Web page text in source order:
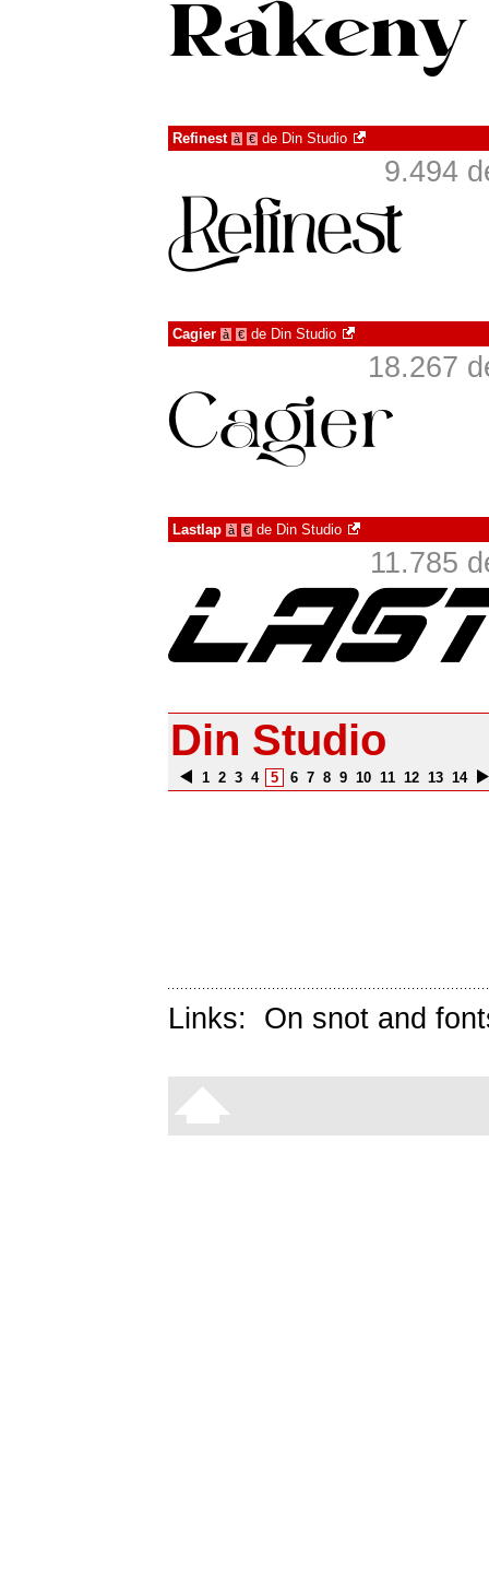
Refinest à € de Din Studio
9.494
Cagier à € de Din Studio
18.267
Lastlap à € de Din Studio
11.785
Din Studio
1 2 3 4 5 6 7 8 9 10 11 12 13 14
Links: On snot and